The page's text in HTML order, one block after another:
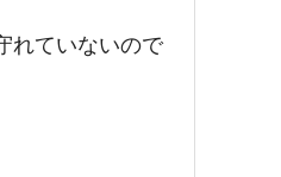
れていないので